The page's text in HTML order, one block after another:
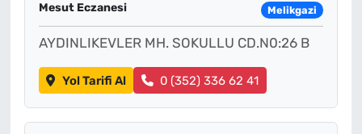
Mesut Eczanesi Melikgazi
AYDINLIKEVLER MH. SOKULLU CD.N0:26 B
Yol Tarifi Al 0 (352) 336 62 41